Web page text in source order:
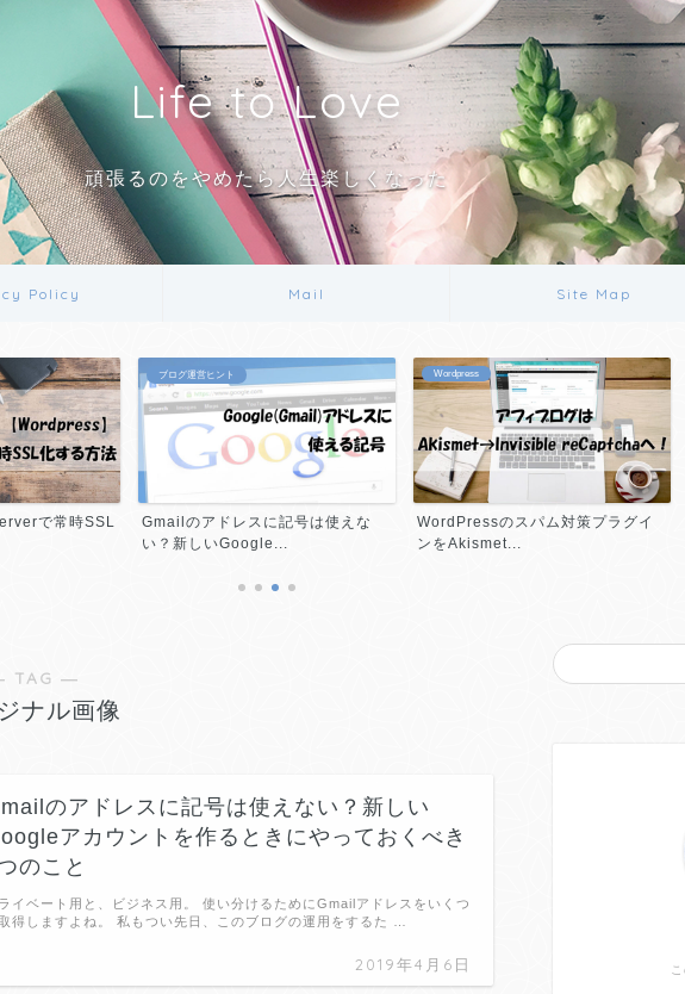
Life to Love
頑張るのをやめたら人生楽しくなった
Policy Mail Site Map
で常時SSL
ブログ運営ヒント
Gmailのアドレスに記号は使えな
い？新しいGoogle...
Wordpress
WordPressのスパム対策プラグイ
ンをAkismet...
TAG ―
ナル画像
のアドレスに記号は使えない？新しい
アカウントを作るときにやっておくべき
のこと
2019年4月6日
イベート用と、ビジネス用。 使い分けるためにGmailアドレスをいくつ
得しますよね。 私もつい先日、このブログの運用をするた …